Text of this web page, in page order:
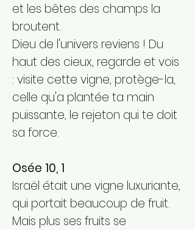
et les bêtes des champs la
broutent.
Dieu de l'univers reviens ! Du
haut des cieux, regarde et vois
: visite cette vigne, protège-la,
celle qu'a plantée ta main
puissante, le rejeton qui te doit
sa force.
Osée 10, 1
Israël était une vigne luxuriante,
qui portait beaucoup de fruit.
Mais plus ses fruits se